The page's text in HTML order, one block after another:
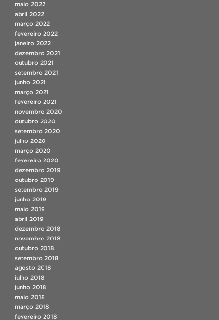
maio 2022
abril 2022
março 2022
fevereiro 2022
janeiro 2022
dezembro 2021
outubro 2021
setembro 2021
junho 2021
março 2021
fevereiro 2021
novembro 2020
outubro 2020
setembro 2020
julho 2020
março 2020
fevereiro 2020
dezembro 2019
outubro 2019
setembro 2019
junho 2019
maio 2019
abril 2019
dezembro 2018
novembro 2018
outubro 2018
setembro 2018
agosto 2018
julho 2018
junho 2018
maio 2018
março 2018
fevereiro 2018